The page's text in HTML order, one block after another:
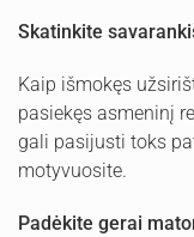
Skatinkite
Kaip išmokęs
pasiekęs asmeninį
gali pasijusti toks
motyvuosite.
Padėkite gerai